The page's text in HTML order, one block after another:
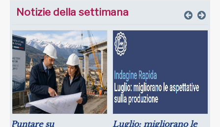
Notizie della settimana
Puntare su
Luglio: migliorano le